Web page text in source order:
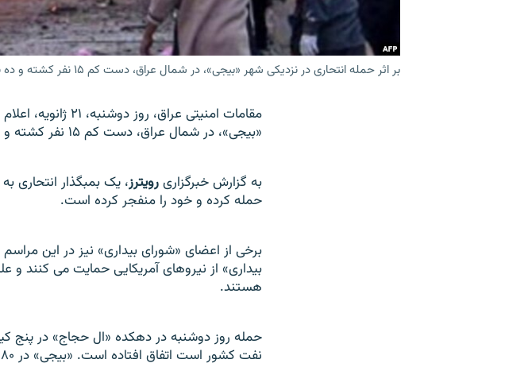
بر اثر حمله انتحاری در نزديکی شهر «بيجی»، در شمال عراق، دست کم ۱۵ نفر کشته و ده نفر ديگر زخمی شدند.
مقامات امنيتی
«بيجی»، در شمال عراق، دست کم ۱۵ نفر کشته و ده نفر ديگر زخمی شدند.
به گزارش خبرگزاریرويترز، یک بمبگذار انتحاری
حمله کرده و خود را منفجر کرده است.
برخی از اعضای «شورای بيداری» نيز در اين
بيداری» از نيروهای آمريکايی حمايت می کنند و
هستند.
حمله روز دوشنبه در دهکده «ال حجاج» در پنج
نفت کشور است اتفاق افتاده است. «بيجی» در ۱۸۰ کيلومتری شمال بغداد واقع است.